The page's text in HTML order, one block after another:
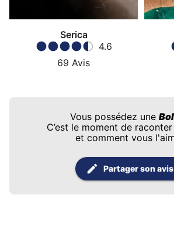
Serica
4.6
69 Avis
Vous possédez une
C’est le moment de
et comment vous
Partager son avis